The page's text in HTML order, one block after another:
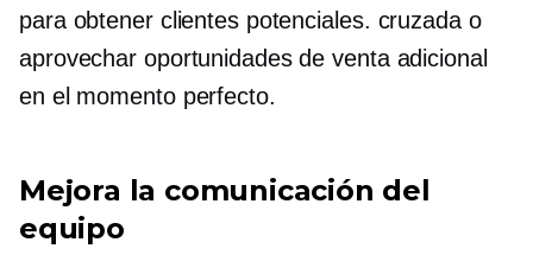
para obtener clientes potenciales. cruzadao
aprovechar oportunidades de venta adicional
en el momento perfecto.
Mejora la comunicación del
equipo